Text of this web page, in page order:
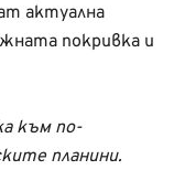
актуална
покривка и
към по-
планини.